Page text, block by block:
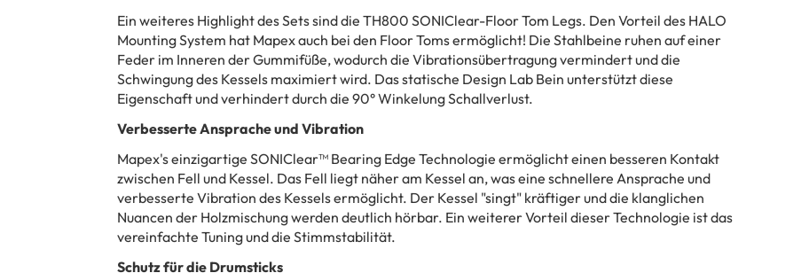
Ein weiteres Highlight des Sets sind die TH800 SONIClear-Floor Tom Legs. Den Vorteil des HALO
Mounting System hat Mapex auch bei den Floor Toms ermöglicht! Die Stahlbeine ruhen auf einer
Feder im Inneren der Gummifüße, wodurch die Vibrationsübertragung vermindert und die
Schwingung des Kessels maximiert wird. Das statische Design Lab Bein unterstützt diese
Eigenschaft und verhindert durch die 90° Winkelung Schallverlust.
Verbesserte Ansprache und Vibration
Mapex's einzigartige SONIClear™ Bearing Edge Technologie ermöglicht einen besseren Kontakt
zwischen Fell und Kessel. Das Fell liegt näher am Kessel an, was eine schnellere Ansprache und
verbesserte Vibration des Kessels ermöglicht. Der Kessel "singt" kräftiger und die klanglichen
Nuancen der Holzmischung werden deutlich hörbar. Ein weiterer Vorteil dieser Technologie ist das
vereinfachte Tuning und die Stimmstabilität.
Schutz für die Drumsticks